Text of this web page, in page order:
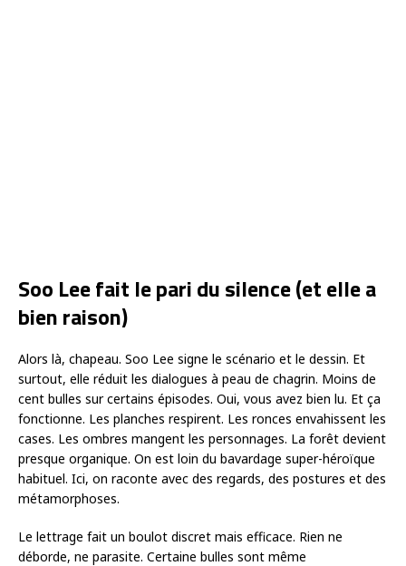
Soo Lee fait le pari du silence (et elle a
bien raison)
Alors là, chapeau. Soo Lee signe le scénario et le dessin. Et
surtout, elle réduit les dialogues à peau de chagrin. Moins de
cent bulles sur certains épisodes. Oui, vous avez bien lu. Et ça
fonctionne. Les planches respirent. Les ronces envahissent les
cases. Les ombres mangent les personnages. La forêt devient
presque organique. On est loin du bavardage super-héroïque
habituel. Ici, on raconte avec des regards, des postures et des
métamorphoses.
Le lettrage fait un boulot discret mais efficace. Rien ne
déborde, ne parasite. Certaine bulles sont même